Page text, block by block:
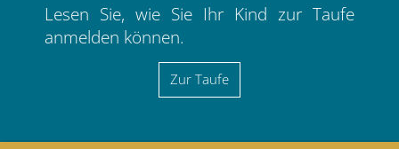
Lesen Sie, wie Sie Ihr Kind zur Taufe
anmelden können.
Zur Taufe